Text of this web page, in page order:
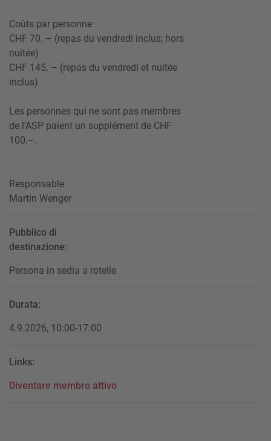
Coûts par personne
CHF 70. – (repas du vendredi inclus; hors
nuitée)
CHF 145. – (repas du vendredi et nuitée
inclus)
Les personnes qui ne sont pas membres
de l’ASP paient un supplément de CHF
100.–.
Responsable
Martin Wenger
Pubblico di
destinazione:
Persona in sedia a rotelle
Durata:
4.9.2026, 10:00-17:00
Links:
Diventare membro attivo